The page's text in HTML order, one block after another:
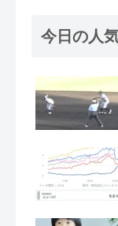
今日の人